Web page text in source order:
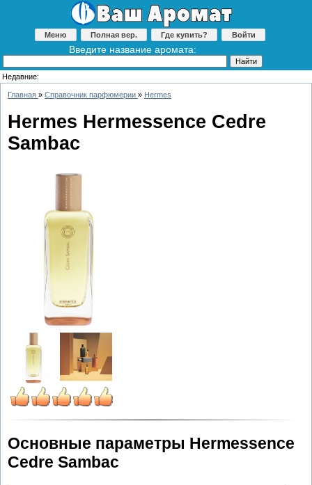
Меню Полная вер. Где купить? Войти
Введите название аромата:
Недавние:
Главная » Справочник парфюмерии » Hermes
Hermes Hermessence Cedre
Sambac
Основные параметры Hermessence
Cedre Sambac